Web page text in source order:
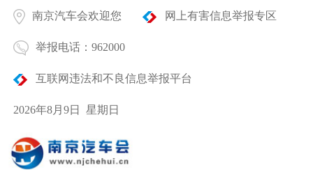
南京汽车会欢迎您 网上有害信息举报专区
举报电话：962000
互联网违法和不良信息举报平台
2026年8月9日 星期日